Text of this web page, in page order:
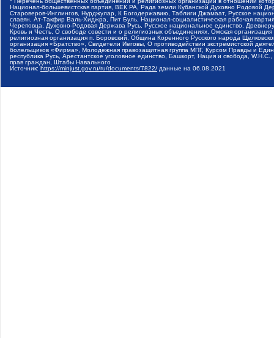
Национал-большевистская партия, ВЕК РА, Рада земли Кубанской Духовно Родовой
Староверов-Инглингов, Нурджулар, К Богодержавию, Таблиги Джамаат, Русское
славян, Ат-Такфир Валь-Хиджра, Пит Буль, Национал-социалистическая рабочая
Череповца, Духовно-Родовая Держава Русь, Русское национальное единство,
Кровь и Честь, О свободе совести и о религиозных объединениях, Омская
религиозная организация п. Боровский, Община Коренного Русского народа
организация «Братство», Свидетели Иеговы, О противодействии экстремистской
болельщиков «Фирма», Молодежная правозащитная группа МПГ, Курсом Правды и
республика Русь, Арестантское уголовное единство, Башкорт, Нация и свобода,
прав граждан, Штабы Навального
Источник: https://minjust.gov.ru/ru/documents/7822/ данные на 06.08.2021